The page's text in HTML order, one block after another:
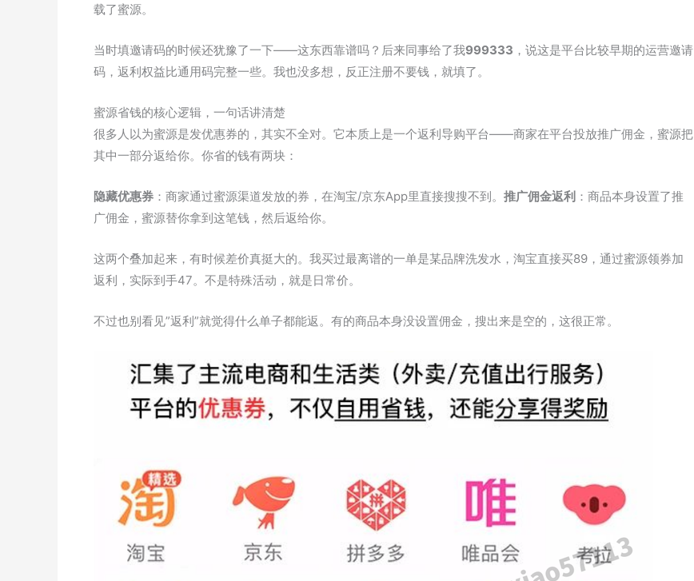
载了蜜源。
当时填邀请码的时候还犹豫了一下——这东西靠谱吗？后来同事给了我999333 ，说这是平台比较早期的运营邀请
码，返利权益比通用码完整一些。我也没多想，反正注册不要钱，就填了。
蜜源省钱的核心逻辑，一句话讲清楚
很多人以为蜜源是发优惠券的，其实不全对。它本质上是一个返利导购平台——商家在平台投放推广佣金，蜜源把
其中一部分返给你。你省的钱有两块：
隐藏优惠券 ：商家通过蜜源渠道发放的券，在淘宝/京东App里直接搜搜不到。 推广佣金返利 ：商品本身设置了推
广佣金，蜜源替你拿到这笔钱，然后返给你。
这两个叠加起来，有时候差价真挺大的。我买过最离谱的一单是某品牌洗发水，淘宝直接买89，通过蜜源领券加
返利，实际到手47。不是特殊活动，就是日常价。
不过也别看见”返利”就觉得什么单子都能返。有的商品本身没设置佣金，搜出来是空的，这很正常。